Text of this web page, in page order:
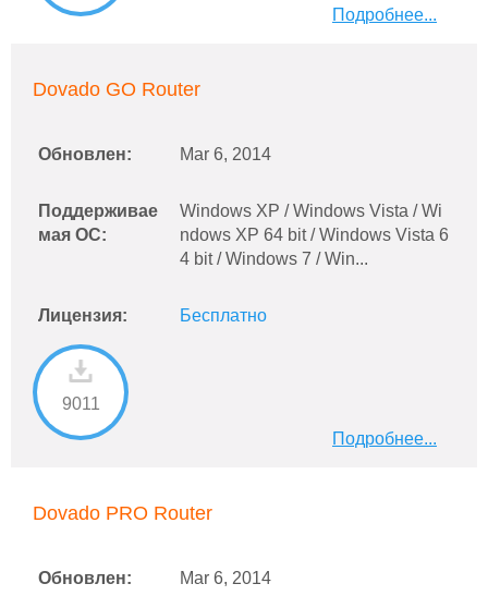
Подробнее...
Dovado GO Router
Обновлен: Mar 6, 2014
Поддерживае
мая ОС:
Windows XP / Windows Vista / Wi
ndows XP 64 bit / Windows Vista 6
4 bit / Windows 7 / Win...
Лицензия: Бесплатно
9011
Подробнее...
Dovado PRO Router
Обновлен: Mar 6, 2014